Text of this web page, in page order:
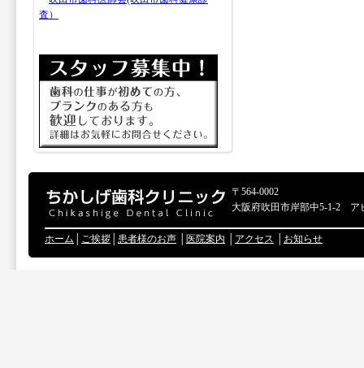
査）
〒564-0002
大阪府吹田市岸部中5-1-2 ア
ホーム ご挨拶 患者様のお声 医院案内 アクセス お知らせ